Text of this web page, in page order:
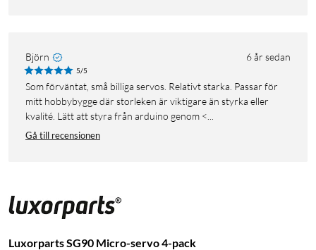
Björn 6 år sedan
5/5
Som förväntat, små billiga servos. Relativt starka. Passar för
mitt hobbybygge där storleken är viktigare än styrka eller
kvalité. Lätt att styra från arduino genom <...
Gå till recensionen
Luxorparts SG90 Micro-servo 4-pack